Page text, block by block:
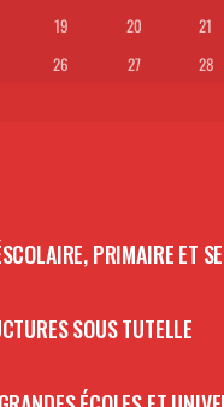
19 20 21
26 27 28
PRIMAIRE ET
SOUS TUTELLE